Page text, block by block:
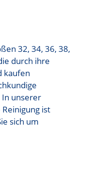
32, 34, 36, 38,
durch ihre
kaufen
In unserer
ist
sich um